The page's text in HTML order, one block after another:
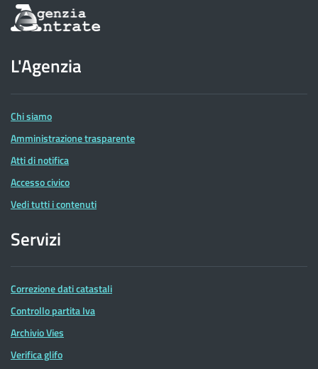
Informazioni
sul
dell'Agenzia
delle
Entrate
L'Agenzia
Chi siamo
Amministrazione trasparente
Atti di notifica
Accesso civico
Vedi tutti i contenuti
Servizi
Correzione dati catastali
Controllo partita Iva
Archivio Vies
Verifica glifo